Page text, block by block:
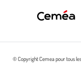
© Copyright Cemea pour tous